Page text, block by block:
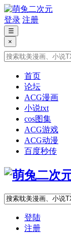
登录 注册
☰
×
首页
论坛
ACG漫画
小说txt
cos图集
ACG游戏
ACG动漫
百度秒传
登陆
注册